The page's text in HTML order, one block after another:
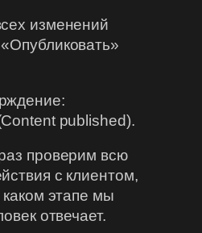
изменений
published).
проверим всю
с клиентом,
этапе мы
отвечает.